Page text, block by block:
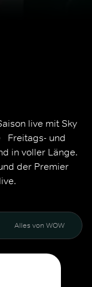
live mit Sky
Freitags- und
in voller Länge.
der Premier
Alles von WOW